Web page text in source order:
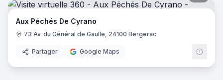
Aux Péchés De Cyrano
73 Av. du Général de Gaulle, 24100 Bergerac
Partager Google Maps